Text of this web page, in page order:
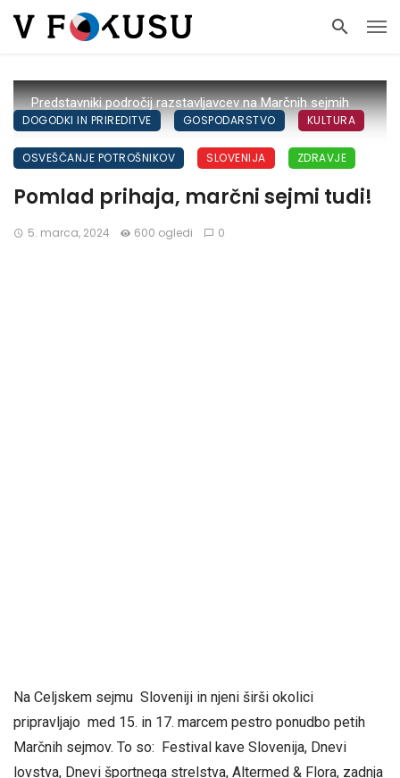
Predstavniki področij razstavljavcev na Marčnih sejmih
2024
DOGODKI IN PRIREDITVE GOSPODARSTVO KULTURA
OSVEŠČANJE POTROŠNIKOV SLOVENIJA ZDRAVJE
Pomlad prihaja, marčni sejmi tudi!
5. marca, 2024 600 ogledi 0
Na Celjskem sejmu Sloveniji in njeni širši okolici
pripravljajo med 15. in 17. marcem pestro ponudbo petih
Marčnih sejmov. To so: Festival kave Slovenija, Dnevi
lovstva, Dnevi športnega strelstva, Altermed & Flora, zadnja